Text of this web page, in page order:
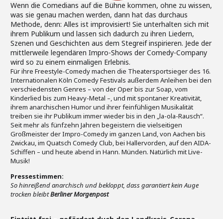
Wenn die Comedians auf die Bühne kommen, ohne zu wissen,
was sie genau machen werden, dann hat das durchaus
Methode, denn: Alles ist improvisiert! Sie unterhalten sich mit
ihrem Publikum und lassen sich dadurch zu ihren Liedern,
Szenen und Geschichten aus dem Stegreif inspirieren. Jede der
mittlerweile legendären Impro-Shows der Comedy-Company
wird so zu einem einmaligen Erlebnis.
Für ihre Freestyle-Comedy machen die Theatersportsieger des 16.
Internationalen Köln Comedy Festivals außerdem Anleihen bei den
verschiedensten Genres – von der Oper bis zur Soap, vom
Kinderlied bis zum Heavy-Metal –, und mit spontaner Kreativität,
ihrem anarchischen Humor und ihrer feinfühligen Musikalität
treiben sie ihr Publikum immer wieder bis in den „la-ola-Rausch“.
Seit mehr als fünfzehn Jahren begeistern die vielseitigen
Großmeister der Impro-Comedy im ganzen Land, von Aachen bis
Zwickau, im Quatsch Comedy Club, bei Hallervorden, auf den AIDA-
Schiffen – und heute abend in Hann. Münden. Natürlich mit Live-
Musik!
Pressestimmen:
So hinreißend anarchisch und bekloppt, dass garantiert kein Auge
trocken bleibtBerliner Morgenpost